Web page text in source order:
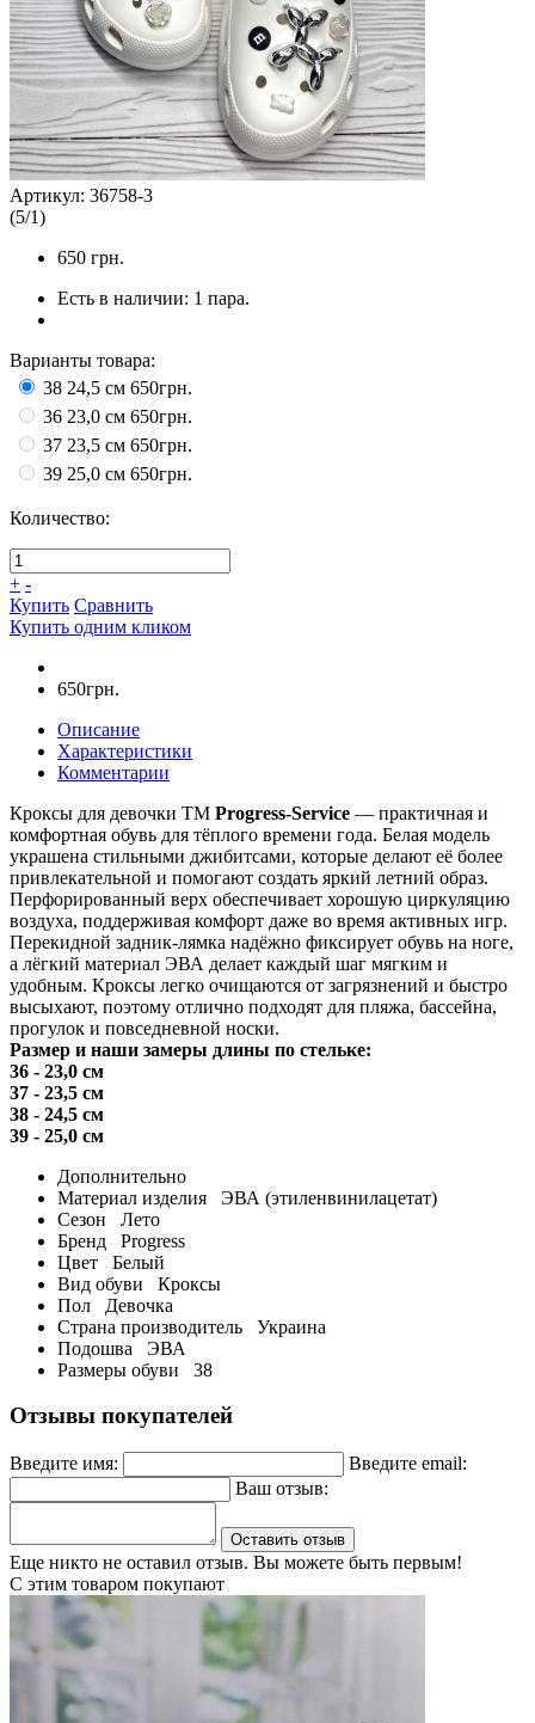
Артикул: 36758-3
(5/1)
650 грн.
Есть в наличии: 1 пара.
Варианты товара:
38 24,5 см 650грн.
36 23,0 см 650грн.
37 23,5 см 650грн.
39 25,0 см 650грн.
Количество:
+ -
Купить Сравнить
Купить одним кликом
650грн.
Описание
Характеристики
Комментарии
Кроксы для девочки ТМ Progress-Service — практичная и
комфортная обувь для тёплого времени года. Белая модель
украшена стильными джибитсами, которые делают её более
привлекательной и помогают создать яркий летний образ.
Перфорированный верх обеспечивает хорошую циркуляцию
воздуха, поддерживая комфорт даже во время активных игр.
Перекидной задник-лямка надёжно фиксирует обувь на ноге,
а лёгкий материал ЭВА делает каждый шаг мягким и
удобным. Кроксы легко очищаются от загрязнений и быстро
высыхают, поэтому отлично подходят для пляжа, бассейна,
прогулок и повседневной носки.
Размер и наши замеры длины по стельке:
36 - 23,0 см
37 - 23,5 см
38 - 24,5 см
39 - 25,0 см
Дополнительно
Материал изделия
ЭВА (этиленвинилацетат)
Сезон
Лето
Бренд
Progress
Цвет
Белый
Вид обуви
Кроксы
Пол
Девочка
Страна производитель
Украина
Подошва
ЭВА
Размеры обуви
38
Отзывы покупателей
Введите имя:
Введите email:
Ваш отзыв:
Оставить отзыв
Еще никто не оставил отзыв. Вы можете быть первым!
С этим товаром покупают